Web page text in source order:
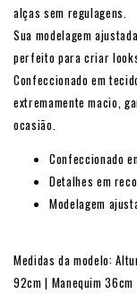
alças sem regulagens.
Sua modelagem
perfeito para criar
Confeccionado em
extremamente macio,
ocasião.
Confeccionado
Detalhes em
Modelagem
Medidas da modelo:
92cm | Manequim 36cm